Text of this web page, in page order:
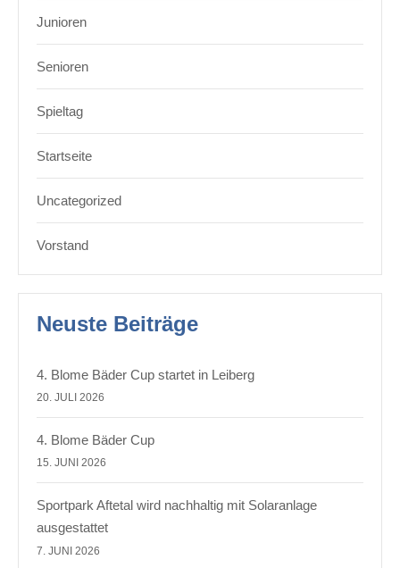
Junioren
Senioren
Spieltag
Startseite
Uncategorized
Vorstand
Neuste Beiträge
4. Blome Bäder Cup startet in Leiberg
20. JULI 2026
4. Blome Bäder Cup
15. JUNI 2026
Sportpark Aftetal wird nachhaltig mit Solaranlage
ausgestattet
7. JUNI 2026